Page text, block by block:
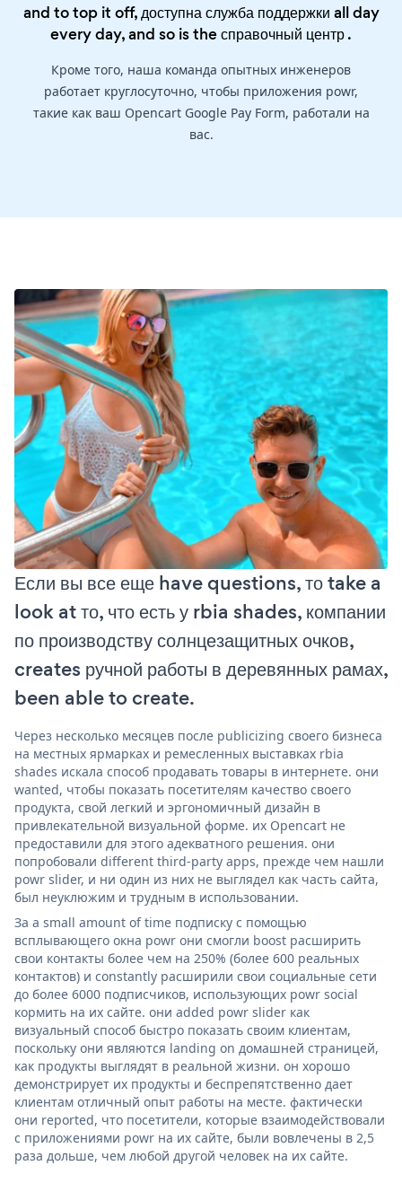
and to top it off, доступна служба поддержки all day
every day, and so is theсправочный центр.
Кроме того, наша команда опытных инженеров
работает круглосуточно, чтобы приложения powr,
такие как ваш Opencart Google Pay Form, работали на
вас.
Если вы все еще have questions, то take a
look at то, что есть у rbia shades, компании
по производству солнцезащитных очков,
creates ручной работы в деревянных рамах,
been able to create.
Через несколько месяцев после publicizing своего бизнеса
на местных ярмарках и ремесленных выставках rbia
shades искала способ продавать товары в интернете. они
wanted, чтобы показать посетителям качество своего
продукта, свой легкий и эргономичный дизайн в
привлекательной визуальной форме. их Opencart не
предоставили для этого адекватного решения. они
попробовали different third-party apps, прежде чем нашли
powr slider, и ни один из них не выглядел как часть сайта,
был неуклюжим и трудным в использовании.
За a small amount of time подписку с помощью
всплывающего окна powr они смогли boost расширить
свои контакты более чем на 250% (более 600 реальных
контактов) и constantly расширили свои социальные сети
до более 6000 подписчиков, использующих powr social
кормить на их сайте. они added powr slider как
визуальный способ быстро показать своим клиентам,
поскольку они являются landing on домашней страницей,
как продукты выглядят в реальной жизни. он хорошо
демонстрирует их продукты и беспрепятственно дает
клиентам отличный опыт работы на месте. фактически
они reported, что посетители, которые взаимодействовали
с приложениями powr на их сайте, были вовлечены в 2,5
раза дольше, чем любой другой человек на их сайте.